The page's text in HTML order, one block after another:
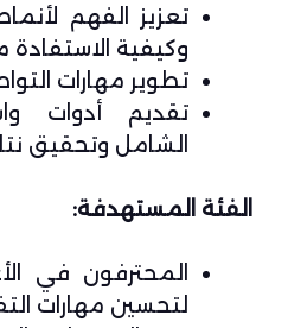
تعزيز الفهم
وكيفية الاستفادة
تطوير مهارات
تقديم أدوات
الشامل وتحقيق
الفئة المستهدفة:
المحترفون في
لتحسين مهارات